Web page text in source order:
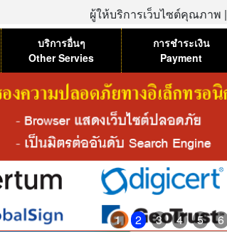
ผู้ให้บริการเว็บไซต์คุณภาพ |
บริการอื่นๆ
Other Servies
การชำระเงิน
Payment
1 2 3 4 5 6